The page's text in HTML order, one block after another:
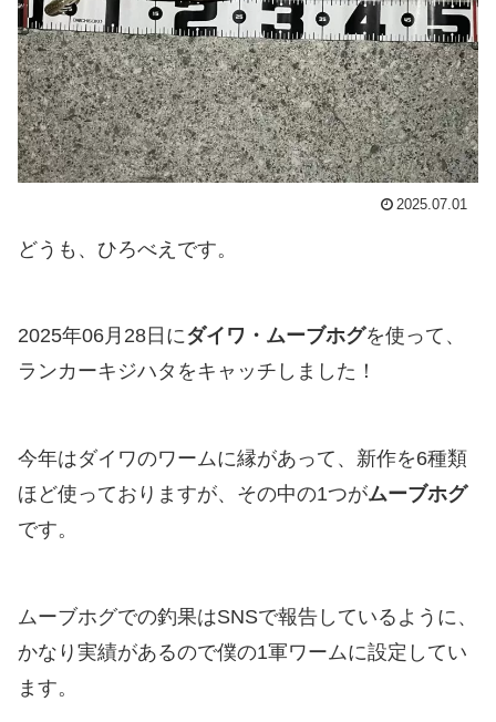
2025.07.01
どうも、ひろべえです。
2025年06月28日にダイワ・ムーブホグを使って、
ランカーキジハタをキャッチしました！
今年はダイワのワームに縁があって、新作を6種類
ほど使っておりますが、その中の1つがムーブホグ
です。
ムーブホグでの釣果はSNSで報告しているように、
かなり実績があるので僕の1軍ワームに設定してい
ます。